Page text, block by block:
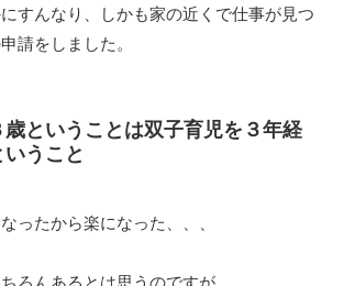
すんなり、しかも家の近くで仕事が見つ
請をしました。
ということは双子育児を３年経
うこと
ったから楽になった、、、
ろんあるとは思うのですが、